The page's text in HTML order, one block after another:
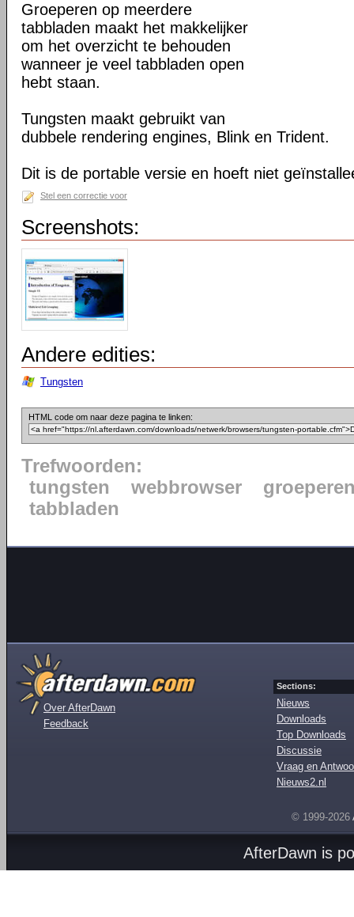
Groeperen op meerdere
tabbladen maakt het makkelijker
om het overzicht te behouden
wanneer je veel tabbladen open
hebt staan.
Tungsten maakt gebruikt van
dubbele rendering engines, Blink en Trident.
Dit is de portable versie en hoeft niet
Stel een correctie voor
Screenshots:
Andere edities:
Tungsten
HTML code om naar deze pagina te linken:
Trefwoorden:
tungsten
webbrowser
tabbladen
Over AfterDawn
Feedback
Sections:
Nieuws
Downloads
Top Downloads
Discussie
Vraag en
Nieuws2.nl
© 1999-2026
AfterDawn is